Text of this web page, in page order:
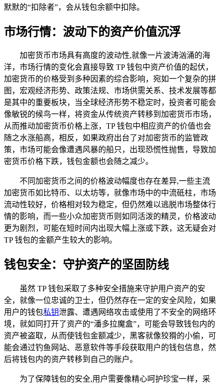
默默的“扣除者”，会从钱包余额中扣除。
市场行情：波动下的资产价值沉浮
加密货币市场具有高度的波动性,就像一片波涛汹涌的海
洋，市场行情的变化会直接导致 TP 钱包中资产价值的起伏，
加密货币的价格受到多种因素的综合影响，宛如一个复杂的拼
图，宏观经济形势、政策法规、市场供需关系、技术发展等都
是其中的重要板块，当全球经济形势不稳定时，投资者可能会
像敏锐的候鸟一样，将资金从传统资产转移到加密货币市场，
从而推动加密货币价格上涨，TP 钱包中相应资产的价值也会
随之水涨船高，相反，如果政府出台了对加密货币的监管政
策，市场可能会像遭遇风暴的船只，出现恐慌性抛售，导致加
密货币价格下跌，钱包金额也会随之减少。
不同加密货币之间的价格波动幅度也存在差异,一些主流
加密货币如比特币、以太坊等，就像市场中的中流砥柱，市场
流动性较好，价格相对较为稳定，但仍然难以逃脱市场整体行
情的影响，而一些小众加密货币则如同活泼的精灵，价格波动
更为剧烈，可能在短时间内出现大幅上涨或下跌，这无疑会对
TP 钱包的金额产生较大的影响。
钱包安全：守护资产的坚固防线
虽然 TP 钱包采取了多种安全措施来守护用户资产的安
全，就像一位忠诚的卫士，但仍然存在一定的安全风险，如果
用户的钱包私钥泄露、遭遇网络攻击或使用了不安全的网络环
境，就如同打开了资产的“潘多拉魔盒”，可能会导致钱包内的
资产被盗取，从而使钱包金额减少，黑客就像狡猾的小偷，可
能会通过钓鱼网站、恶意软件等手段获取用户的钱包信息，然
后将钱包内的资产转移到自己的账户。
为了保障钱包的安全,用户需要像精心呵护珍宝一样，采